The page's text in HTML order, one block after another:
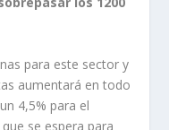
para este sector y
aumentará en todo
4,5% para el
se espera para